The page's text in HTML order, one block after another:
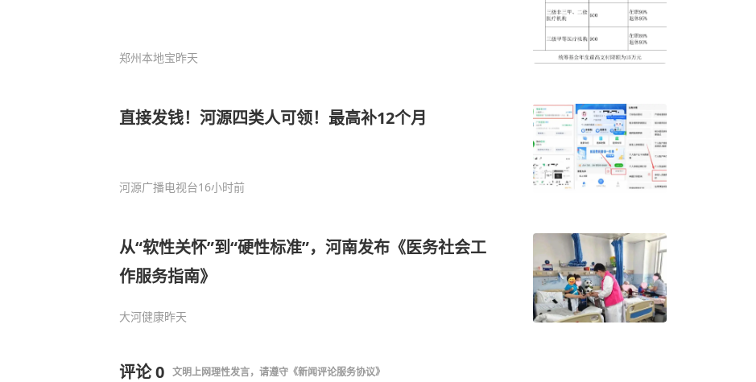
郑州本地宝昨天
直接发钱！河源四类人可领！最高补12个月
河源广播电视台16小时前
从“软性关怀”到“硬性标准”，河南发布《医务社会工
作服务指南》
大河健康昨天
评论0 文明上网理性发言，请遵守 《新闻评论服务协议》